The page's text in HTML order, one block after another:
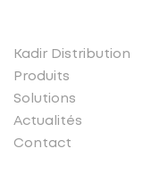
Kadir Distribution
Produits
Solutions
Actualités
Contact